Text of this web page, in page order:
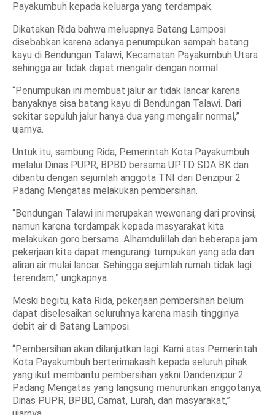
Payakumbuh kepada keluarga yang terdampak.
Dikatakan Rida bahwa meluapnya Batang Lamposi
disebabkan karena adanya penumpukan sampah batang
kayu di Bendungan Talawi, Kecamatan Payakumbuh Utara
sehingga air tidak dapat mengalir dengan normal.
“Penumpukan ini membuat jalur air tidak lancar karena
banyaknya sisa batang kayu di Bendungan Talawi. Dari
sekitar sepuluh jalur hanya dua yang mengalir normal,”
ujarnya.
Untuk itu, sambung Rida, Pemerintah Kota Payakumbuh
melalui Dinas PUPR, BPBD bersama UPTD SDA BK dan
dibantu dengan sejumlah anggota TNI dari Denzipur 2
Padang Mengatas melakukan pembersihan.
“Bendungan Talawi ini merupakan wewenang dari provinsi,
namun karena terdampak kepada masyarakat kita
melakukan goro bersama. Alhamdulillah dari beberapa jam
pekerjaan kita dapat mengurangi tumpukan yang ada dan
aliran air mulai lancar. Sehingga sejumlah rumah tidak lagi
terendam,” ungkapnya.
Meski begitu, kata Rida, pekerjaan pembersihan belum
dapat diselesaikan seluruhnya karena masih tingginya
debit air di Batang Lamposi.
“Pembersihan akan dilanjutkan lagi. Kami atas Pemerintah
Kota Payakumbuh berterimakasih kepada seluruh pihak
yang ikut membantu pembersihan yakni Dandenzipur 2
Padang Mengatas yang langsung menurunkan anggotanya,
Dinas PUPR, BPBD, Camat, Lurah, dan masyarakat,”